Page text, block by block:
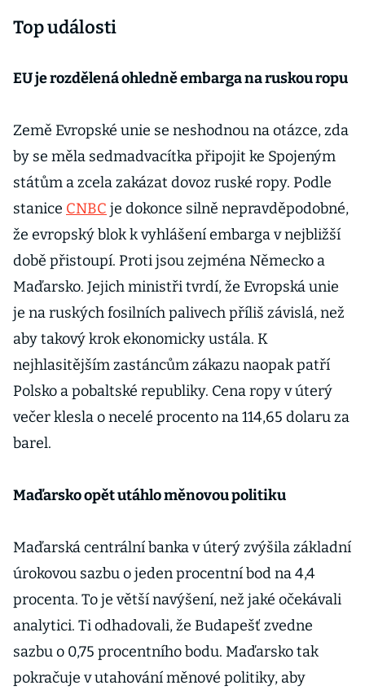
Top události
EU je rozdělená ohledně embarga na ruskou ropu
Země Evropské unie se neshodnou na otázce, zda
by se měla sedmadvacítka připojit ke Spojeným
státům a zcela zakázat dovoz ruské ropy. Podle
stanice CNBC je dokonce silně nepravděpodobné,
že evropský blok k vyhlášení embarga v nejbližší
době přistoupí. Proti jsou zejména Německo a
Maďarsko. Jejich ministři tvrdí, že Evropská unie
je na ruských fosilních palivech příliš závislá, než
aby takový krok ekonomicky ustála. K
nejhlasitějším zastáncům zákazu naopak patří
Polsko a pobaltské republiky. Cena ropy v úterý
večer klesla o necelé procento na 114,65 dolaru za
barel.
Maďarsko opět utáhlo měnovou politiku
Maďarská centrální banka v úterý zvýšila základní
úrokovou sazbu o jeden procentní bod na 4,4
procenta. To je větší navýšení, než jaké očekávali
analytici. Ti odhadovali, že Budapešť zvedne
sazbu o 0,75 procentního bodu. Maďarsko tak
pokračuje v utahování měnové politiky, aby